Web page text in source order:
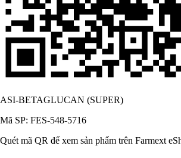
ASI-BETAGLUCAN (SUPER)
Mã SP: FES-548-5716
Quét mã QR để xem sản phẩm trên Farmext